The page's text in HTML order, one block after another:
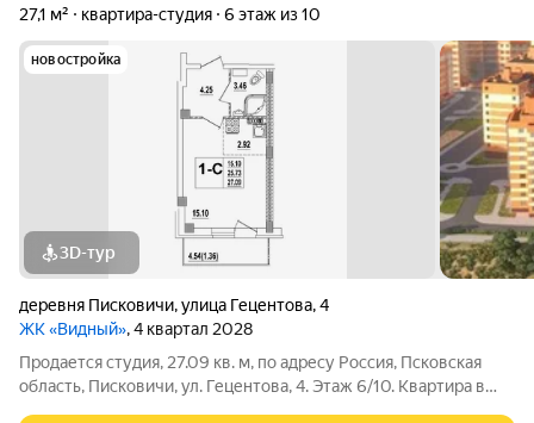
27,1 м² квартира-студия 6 этаж из 10
новостройка
3D-тур
деревня Писковичи,улица Гецентова,4
ЖК «Видный», 4 квартал 2028
Продается студия, 27.09 кв. м, по адресу Россия, Псковская
область, Писковичи, ул. Гецентова, 4. Этаж 6/10. Квартира в